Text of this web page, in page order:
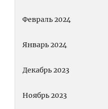
Февраль 2024
Январь 2024
Декабрь 2023
Ноябрь 2023